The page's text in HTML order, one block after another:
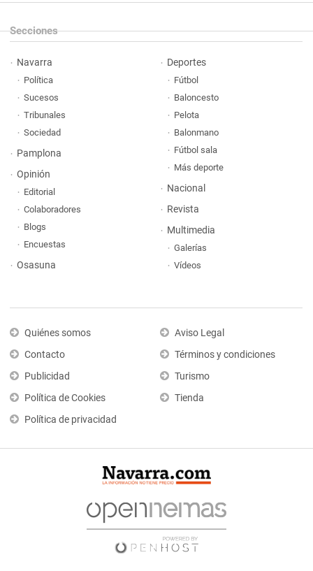
Secciones
Navarra
Política
Sucesos
Tribunales
Sociedad
Pamplona
Opinión
Editorial
Colaboradores
Blogs
Encuestas
Osasuna
Deportes
Fútbol
Baloncesto
Pelota
Balonmano
Fútbol sala
Más deporte
Nacional
Revista
Multimedia
Galerías
Vídeos
Quiénes somos
Contacto
Publicidad
Política de Cookies
Política de privacidad
Aviso Legal
Términos y condiciones
Turismo
Tienda